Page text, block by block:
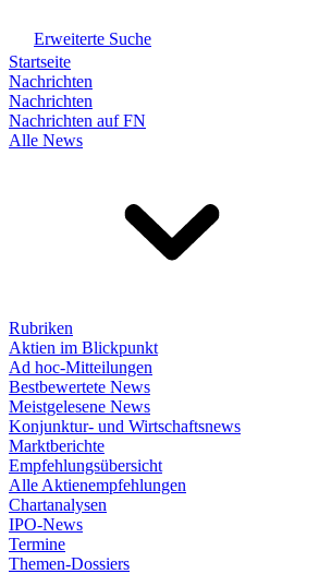
Erweiterte Suche
Startseite
Nachrichten
Nachrichten
Nachrichten auf FN
Alle News
Rubriken
Aktien im Blickpunkt
Ad hoc-Mitteilungen
Bestbewertete News
Meistgelesene News
Konjunktur- und Wirtschaftsnews
Marktberichte
Empfehlungsübersicht
Alle Aktienempfehlungen
Chartanalysen
IPO-News
Termine
Themen-Dossiers